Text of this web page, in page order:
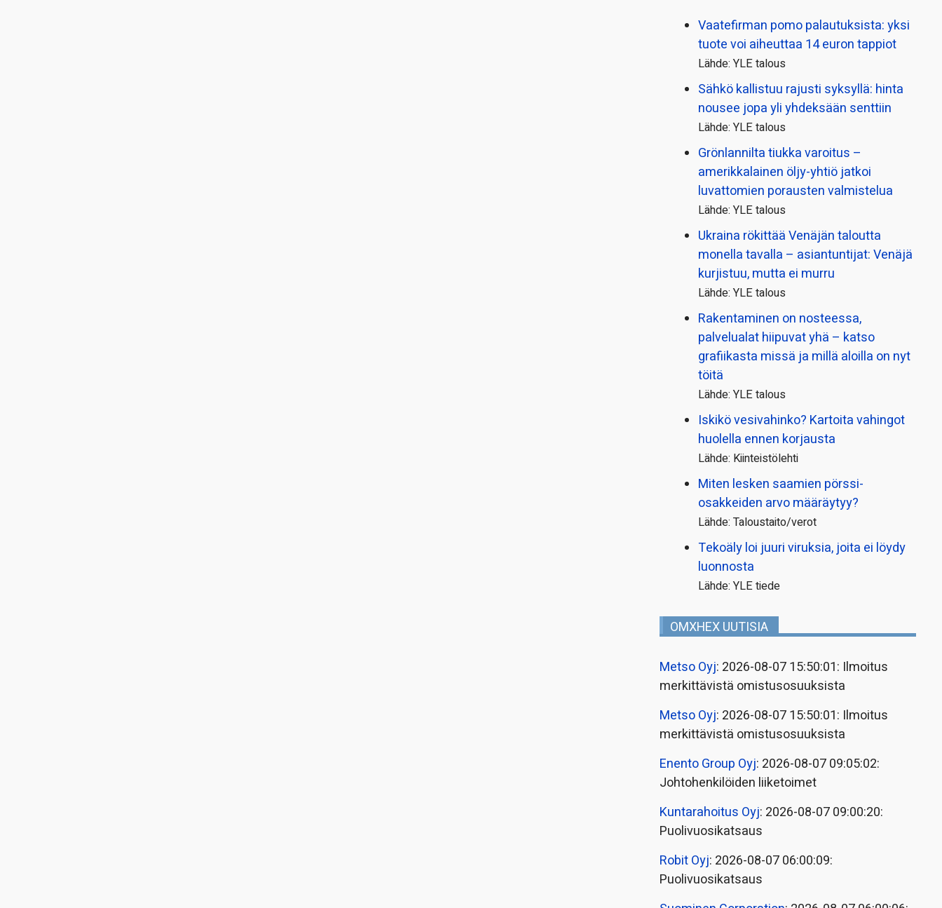
Vaatefirman pomo palautuksista: yksi
tuote voi aiheuttaa 14 euron tappiot
Lähde: YLE talous
Sähkö kallistuu rajusti syksyllä: hinta
nousee jopa yli yhdeksään senttiin
Lähde: YLE talous
Grönlannilta tiukka varoitus –
amerikkalainen öljy-yhtiö jatkoi
luvattomien porausten valmistelua
Lähde: YLE talous
Ukraina rökittää Venäjän taloutta
monella tavalla – asiantuntijat: Venäjä
kurjistuu, mutta ei murru
Lähde: YLE talous
Rakentaminen on nosteessa,
palvelualat hiipuvat yhä – katso
grafiikasta missä ja millä aloilla on nyt
töitä
Lähde: YLE talous
Iskikö vesivahinko? Kartoita vahingot
huolella ennen korjausta
Lähde: Kiinteistölehti
Miten lesken saamien pörssi­
osakkeiden arvo määräytyy?
Lähde: Taloustaito/verot
Tekoäly loi juuri viruksia, joita ei löydy
luonnosta
Lähde: YLE tiede
OMXHEX UUTISIA
Metso Oyj: 2026-08-07 15:50:01: Ilmoitus
merkittävistä omistusosuuksista
Metso Oyj: 2026-08-07 15:50:01: Ilmoitus
merkittävistä omistusosuuksista
Enento Group Oyj: 2026-08-07 09:05:02:
Johtohenkilöiden liiketoimet
Kuntarahoitus Oyj: 2026-08-07 09:00:20:
Puolivuosikatsaus
Robit Oyj: 2026-08-07 06:00:09:
Puolivuosikatsaus